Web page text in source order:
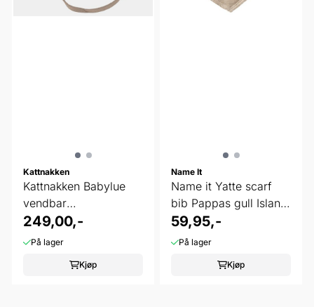
Kattnakken
Kattnakken Babylue
vendbar
stokkrose/lysbark 1-2
...
249,00,-
På lager
Kjøp
Name It
Name it Yatte scarf
bib Pappas gull Island
fossil
59,95,-
På lager
Kjøp